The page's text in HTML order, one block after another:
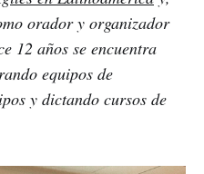
orador y organizador
12 años se encuentra
equipos de
y dictando cursos de